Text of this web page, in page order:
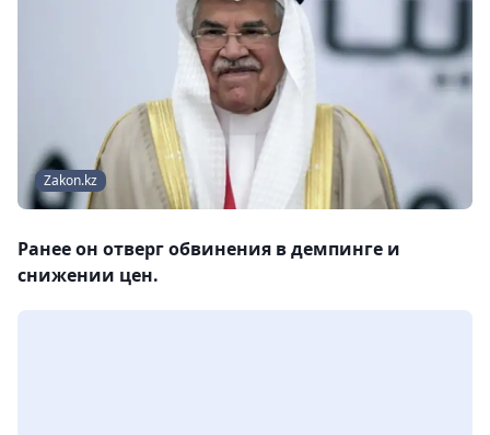
Zakon.kz
Ранее он отверг обвинения в демпинге и
снижении цен.